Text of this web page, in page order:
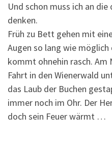
Und schon muss ich an
denken.
Früh zu Bett gehen mit
Augen so lang wie
kommt ohnehin rasch.
Fahrt in den Wienerwald
das Laub der Buchen
immer noch im Ohr. Der
doch sein Feuer wärmt …